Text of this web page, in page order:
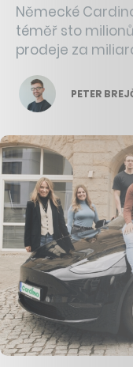
Německé
téměř sto
prodeje za
PETER